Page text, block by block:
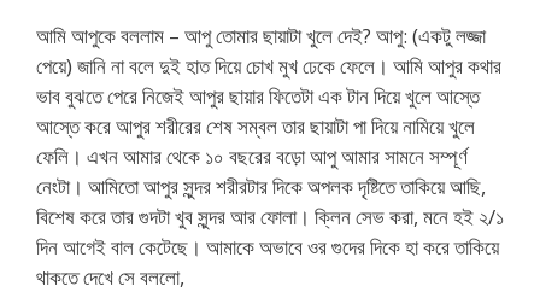
আমি আপুকে বললাম – আপু তোমার ছায়াটা খুলে দেই? আপু: (একটু লজ্জা
পেয়ে) জানি না বলে দুই হাত দিয়ে চোখ মুখ ঢেকে ফেলে। আমি আপুর কথার
ভাব বুঝতে পেরে নিজেই আপুর ছায়ার ফিতেটা এক টান দিয়ে খুলে আস্তে
আস্তে করে আপুর শরীরের শেষ সম্বল তার ছায়াটা পা দিয়ে নামিয়ে খুলে
ফেলি। এখন আমার থেকে ১০ বছরের বড়ো আপু আমার সামনে সম্পূর্ণ
নেংটা। আমিতো আপুর সুন্দর শরীরটার দিকে অপলক দৃষ্টিতে তাকিয়ে আছি,
বিশেষ করে তার গুদটা খুব সুন্দর আর ফোলা। ক্লিন সেভ করা, মনে হই ২/১
দিন আগেই বাল কেটেছে। আমাকে অভাবে ওর গুদের দিকে হা করে তাকিয়ে
থাকতে দেখে সে বললো,